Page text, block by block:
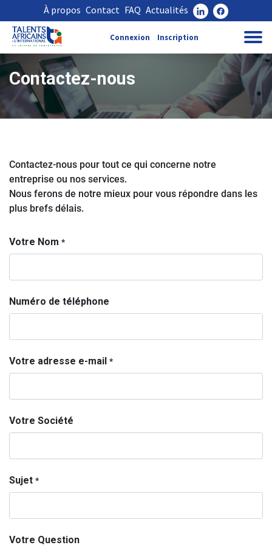
À propos Contact FAQ Actualités
Connexion Inscription
Contactez-nous
Contactez-nous pour tout ce qui concerne notre
entreprise ou nos services.
Nous ferons de notre mieux pour vous répondre dans les
plus brefs délais.
Votre Nom *
Numéro de téléphone
Votre adresse e-mail *
Votre Société
Sujet *
Votre Question